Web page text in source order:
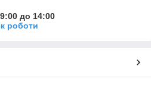
до 14:00
роботи